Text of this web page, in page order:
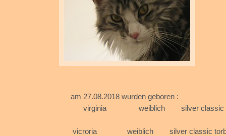
am 27.08.2018
virginia weiblich
vicroria weiblich